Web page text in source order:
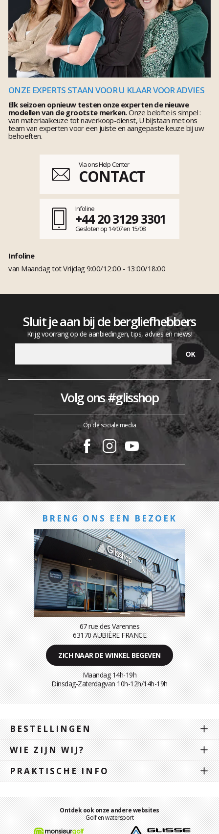
ONZE EXPERTS STAAN VOOR U KLAAR VOOR ADVIES
Elk seizoen opnieuw testen onze experten de nieuwe
modellen van de grootste merken.Onze belofte is simpel :
van materiaalkeuze tot naverkoop-dienst, U bijstaan met ons
team van experten voor een juiste en aangepaste keuze bij uw
behoeften.
Via ons Help Center
CONTACT
Infoline
+44 20 3129 3301
Gesloten op 14/07 en 15/08
Infoline
van Maandag tot Vrijdag 9:00/12:00 - 13:00/18:00
Sluit je aan bij de bergliefhebbers
Krijg voorrang op de aanbiedingen, tips, advies en niews!
Volg ons #glisshop
Op de sociale media
BRENG ONS EEN BEZOEK
67 rue des Varennes
63170 AUBIÈRE FRANCE
ZICH NAAR DE WINKEL BEGEVEN
Maandag 14h-19h
Dinsdag-Zaterdagvan 10h-12h/14h-19h
BESTELLINGEN
WIE ZIJN WIJ?
PRAKTISCHE INFO
Ontdek ook onze andere websites
Golf en watersport